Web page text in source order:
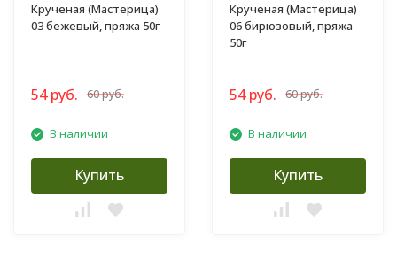
Крученая (Мастерица)
03 бежевый, пряжа 50г
54 руб. 60 руб.
В наличии
Купить
Крученая (Мастерица)
06 бирюзовый, пряжа
50г
54 руб. 60 руб.
В наличии
Купить